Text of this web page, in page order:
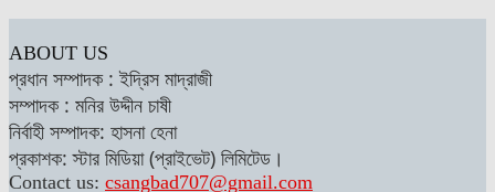
ABOUT US
প্রধান সম্পাদক : ইদ্রিস মাদ্রাজী
সম্পাদক : মনির উদ্দীন চাষী
নির্বাহী সম্পাদক: হাসনা হেনা
প্রকাশক: স্টার মিডিয়া (প্রাইভেট) লিমিটেড।
Contact us: csangbad707@gmail.com